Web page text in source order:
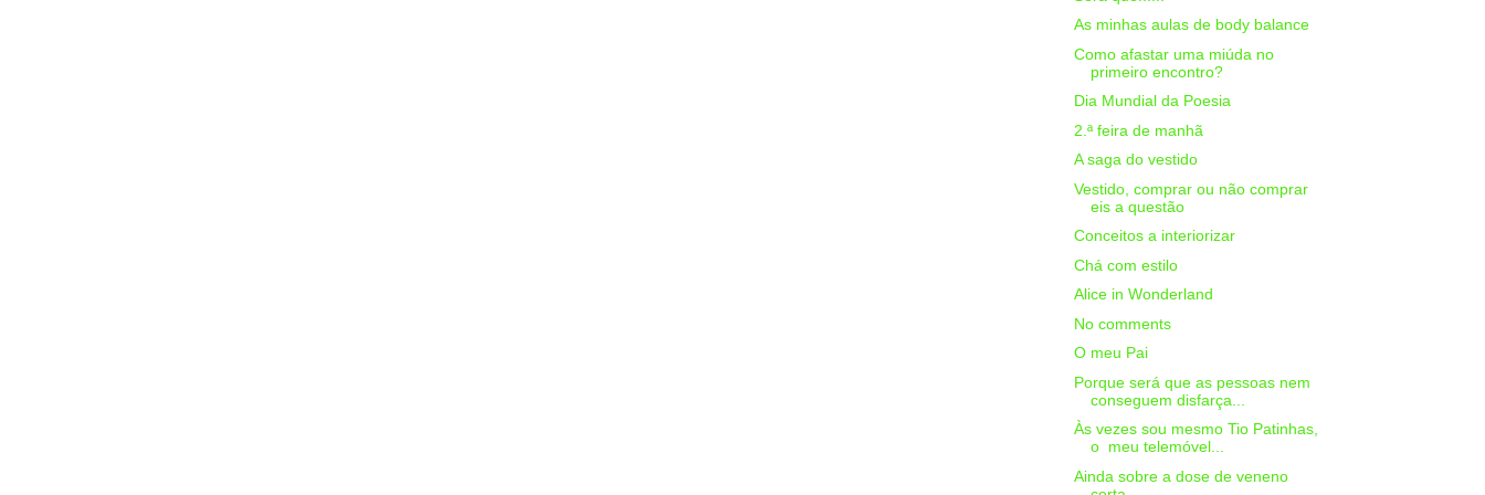
As minhas aulas de body balance
Como afastar uma miúda no
primeiro encontro?
Dia Mundial da Poesia
2.ª feira de manhã
A saga do vestido
Vestido, comprar ou não comprar
eis a questão
Conceitos a interiorizar
Chá com estilo
Alice in Wonderland
No comments
O meu Pai
Porque será que as pessoas nem
conseguem disfarça...
Às vezes sou mesmo Tio Patinhas,
o meu telemóvel...
Ainda sobre a dose de veneno